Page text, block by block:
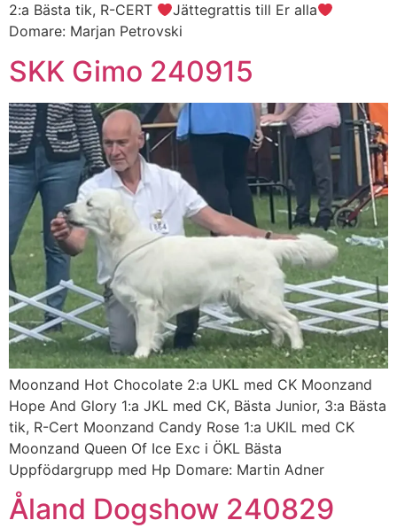
2:a Bästa tik, R-CERT
Jättegrattis till Er alla
Domare: Marjan Petrovski
SKK Gimo 240915
Moonzand Hot Chocolate 2:a UKL med CK Moonzand
Hope And Glory 1:a JKL med CK, Bästa Junior, 3:a Bästa
tik, R-Cert Moonzand Candy Rose 1:a UKlL med CK
Moonzand Queen Of Ice Exc i ÖKL Bästa
Uppfödargrupp med Hp Domare: Martin Adner
Åland Dogshow 240829